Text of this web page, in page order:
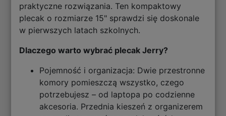
praktyczne rozwiązania. Ten kompaktowy
plecak o rozmiarze 15" sprawdzi się doskonale
w pierwszych latach szkolnych.
Dlaczego warto wybrać plecak Jerry?
Pojemność i organizacja: Dwie przestronne
komory pomieszczą wszystko, czego
potrzebujesz – od laptopa po codzienne
akcesoria. Przednia kieszeń z organizerem